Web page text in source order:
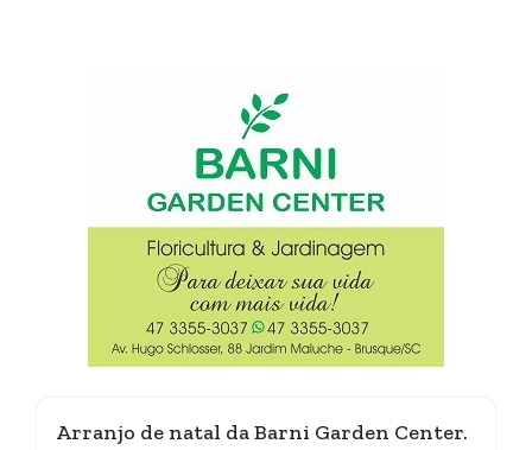
Arranjo de natal da Barni Garden Center.